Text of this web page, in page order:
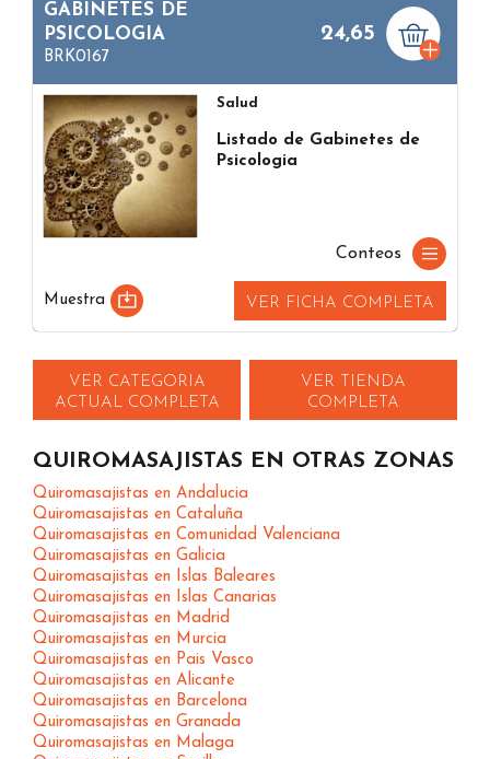
GABINETES DE
PSICOLOGIA
BRK0167
24,65
Salud
Listado de Gabinetes de
Psicologia
Conteos
Muestra VER FICHA COMPLETA
VER CATEGORIA
ACTUAL COMPLETA
VER TIENDA
COMPLETA
QUIROMASAJISTAS EN OTRAS ZONAS
Quiromasajistas en Andalucia
Quiromasajistas en Cataluña
Quiromasajistas en Comunidad Valenciana
Quiromasajistas en Galicia
Quiromasajistas en Islas Baleares
Quiromasajistas en Islas Canarias
Quiromasajistas en Madrid
Quiromasajistas en Murcia
Quiromasajistas en Pais Vasco
Quiromasajistas en Alicante
Quiromasajistas en Barcelona
Quiromasajistas en Granada
Quiromasajistas en Malaga